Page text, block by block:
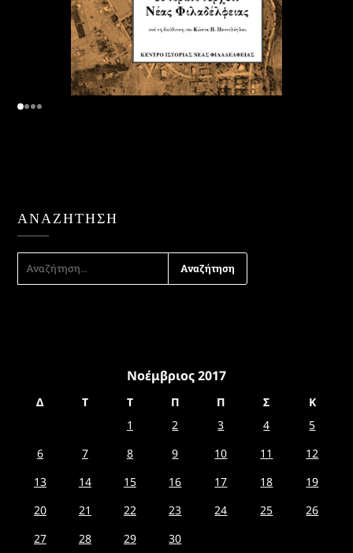
ΑΝΑΖΉΤΗΣΗ
ΑΝΑΖΉΤΗΣΗ
Νοέμβριος 2017
Δ Τ Τ Π Π Σ
Κ
1
2 3 4
5
6
7 8 9 10 11
12
13
14 15 16 17 18
19
20
21 22 23 24 25
26
27
28 29
30